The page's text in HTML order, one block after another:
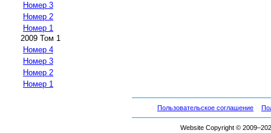
Номер 3
Номер 2
Номер 1
2009 Том 1
Номер 4
Номер 3
Номер 2
Номер 1
Пользовательское соглашение
Website Copyright ©